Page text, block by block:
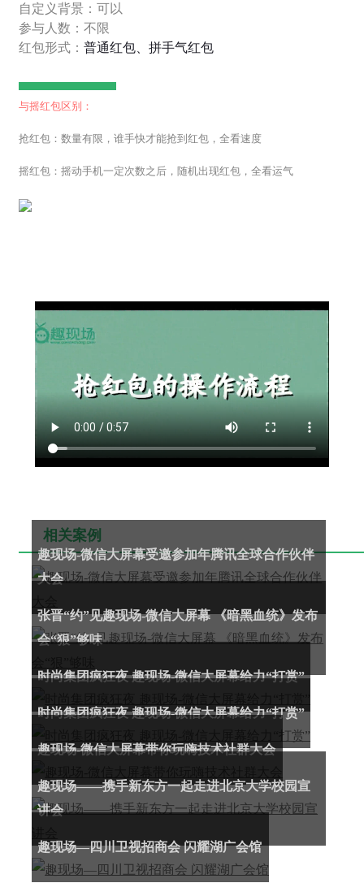
自定义背景：可以
参与人数：不限
红包形式： 普通红包、拼手气红包
与摇红包区别：
抢红包：数量有限，谁手快才能抢到红包，全看速度
摇红包：摇动手机一定次数之后，随机出现红包，全看运气
相关案例
趣现场-微信大屏幕受邀参加年腾讯全球合作伙伴
大会
张晋“约”见趣现场-微信大屏幕 《暗黑血统》发布
会“狠”够味
时尚集团疯狂夜 趣现场-微信大屏幕给力“打赏”
时尚集团疯狂夜 趣现场-微信大屏幕给力“打赏”
趣现场-微信大屏幕带你玩嗨技术社群大会
趣现场——携手新东方一起走进北京大学校园宣
讲会
趣现场—四川卫视招商会 闪耀湖广会馆